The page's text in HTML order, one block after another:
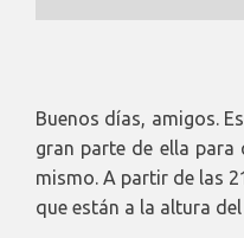
Buenos días, amigos.
gran parte de ella para
mismo. A partir de las
que están a la altura